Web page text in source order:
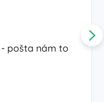
pošta nám to